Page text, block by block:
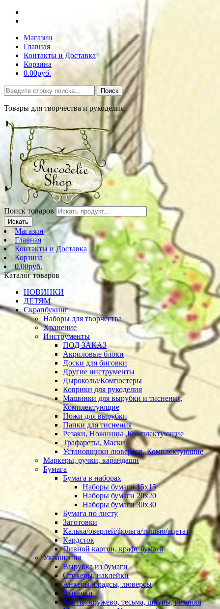
Магазин
Главная
Контакты и Доставка
Корзина
0.00руб.
Поиск
Товары для творчества и рукоделия
Поиск товаров
Искать
Магазин
Главная
Контакты и Доставка
Корзина
0.00руб.
Каталог товаров
НОВИНКИ
ДЕТЯМ
Скрапбукинг
Наборы для творчества
Хранение
Инструменты
ПОД ЗАКАЗ
Акриловые блоки
Доски для биговки
Другие инструменты
Дыроколы/Компостеры
Коврики для рукоделия
Машинки для вырубки и тиснения,
Комплектующие
Ножи для вырубки
Папки для тиснения
Резаки, Ножницы ,Комплектующие
Трафареты, Маски
Установщики люверсов, Комплектующие
Маркеры, ручки, карандаши
Бумага
Бумага в наборах
Наборы бумаги 15х15
Наборы бумаги 20х20
Наборы бумаги 30х30
Бумага по листу
Заготовки
Калька/оверлей/фольга/тишью/ацетат
Кардсток
Пивной картон, крафт бумага
Украшения
Вырубка из бумаги
Стикеры, наклейки
Анкеры, брадсы, люверсы
Высечки
Ленты, кружево, тесьма, шнуры, резинка